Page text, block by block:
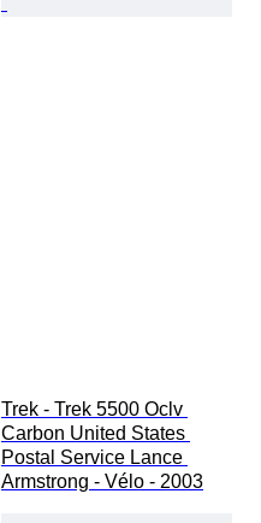
Trek - Trek 5500 Oclv
Carbon United States
Postal Service Lance
Armstrong - Vélo - 2003